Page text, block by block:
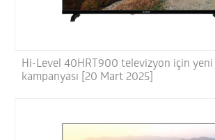
Hi-Level 40HRT900 televizyon için yeni
kampanyası [20 Mart 2025]